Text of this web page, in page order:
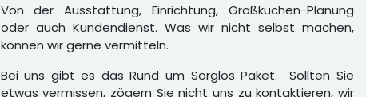
Von der Ausstattung, Einrichtung, Großküchen-Planung
oder auch Kundendienst. Was wir nicht selbst machen,
können wir gerne vermitteln.
Bei uns gibt es das Rund um Sorglos Paket. Sollten Sie
etwas vermissen, zögern Sie nicht uns zu kontaktieren, wir